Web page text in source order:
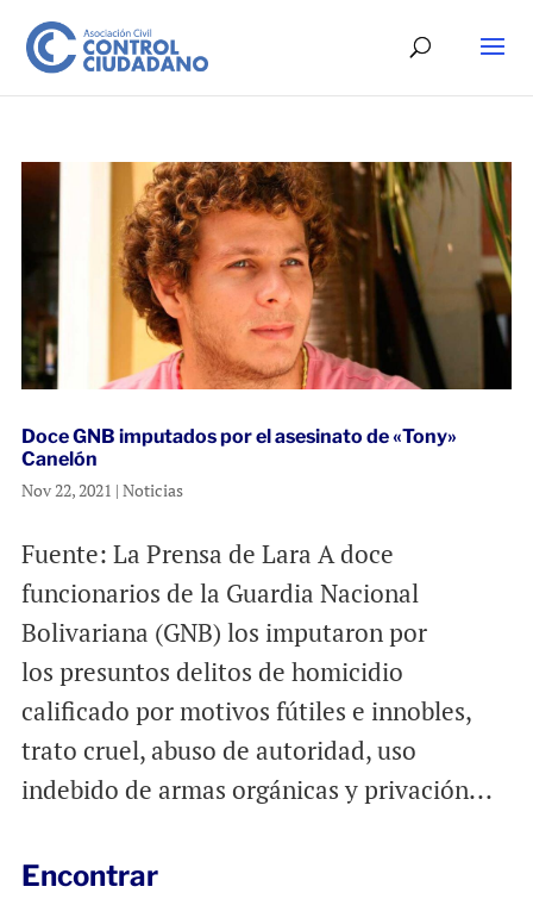
Doce GNB imputados por el asesinato de «Tony»
Canelón
Nov 22, 2021 | Noticias
Fuente: La Prensa de Lara A doce
funcionarios de la Guardia Nacional
Bolivariana (GNB) los imputaron por
los presuntos delitos de homicidio
calificado por motivos fútiles e innobles,
trato cruel, abuso de autoridad, uso
indebido de armas orgánicas y privación...
Encontrar